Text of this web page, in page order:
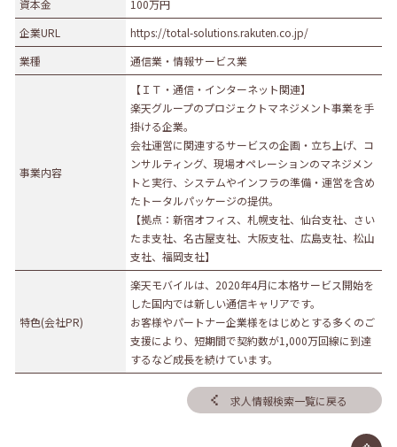
資本金
100万円
企業URL
https://total-solutions.rakuten.co.jp/
業種
通信業・情報サービス業
事業内容
【ＩＴ・通信・インターネット関連】
楽天グループのプロジェクトマネジメント事業を手
掛ける企業。
会社運営に関連するサービスの企画・立ち上げ、コ
ンサルティング、現場オペレーションのマネジメン
トと実行、システムやインフラの準備・運営を含め
たトータルパッケージの提供。
【拠点：新宿オフィス、札幌支社、仙台支社、さい
たま支社、名古屋支社、大阪支社、広島支社、松山
支社、福岡支社】
特色(会社PR)
楽天モバイルは、2020年4月に本格サービス開始を
した国内では新しい通信キャリアです。
お客様やパートナー企業様をはじめとする多くのご
支援により、短期間で契約数が1,000万回線に到達
するなど成長を続けています。
求人情報検索一覧に戻る